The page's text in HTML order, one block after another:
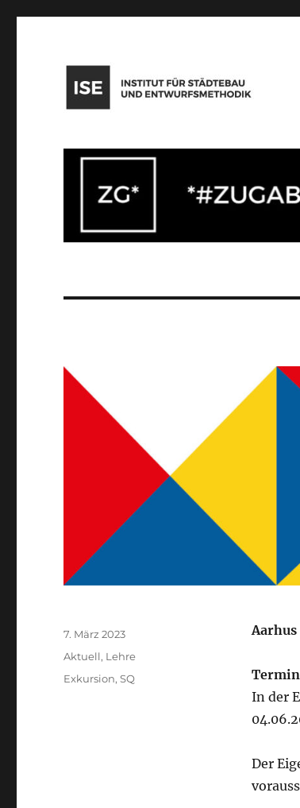
In der
Der
Autor
Veröffentlicht
am
7. März 2023
Kategorien
Aktuell, Lehre
Schlagwörter
Exkursion,SQ